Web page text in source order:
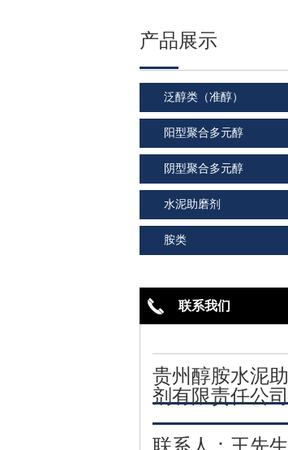
产品展示
泛醇类（准醇）
阳型聚合多元醇
阴型聚合多元醇
水泥助磨剂
胺类
联系我们
贵州醇胺水泥
剂有限责任公司